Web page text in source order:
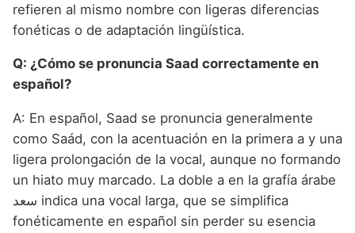
refieren al mismo nombre con ligeras diferencias
fonéticas o de adaptación lingüística.
Q: ¿Cómo se pronuncia Saad correctamente en
español?
A: En español, Saad se pronuncia generalmente
como Saád, con la acentuación en la primera a y una
ligera prolongación de la vocal, aunque no formando
un hiato muy marcado. La doble a en la grafía árabe
سعد indica una vocal larga, que se simplifica
fonéticamente en español sin perder su esencia